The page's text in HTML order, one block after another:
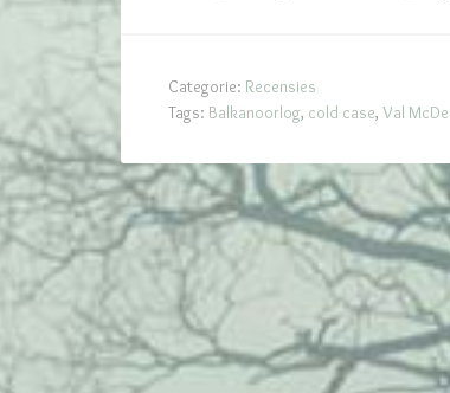
Categorie: Recensies
Tags: Balkanoorlog, cold case, Val